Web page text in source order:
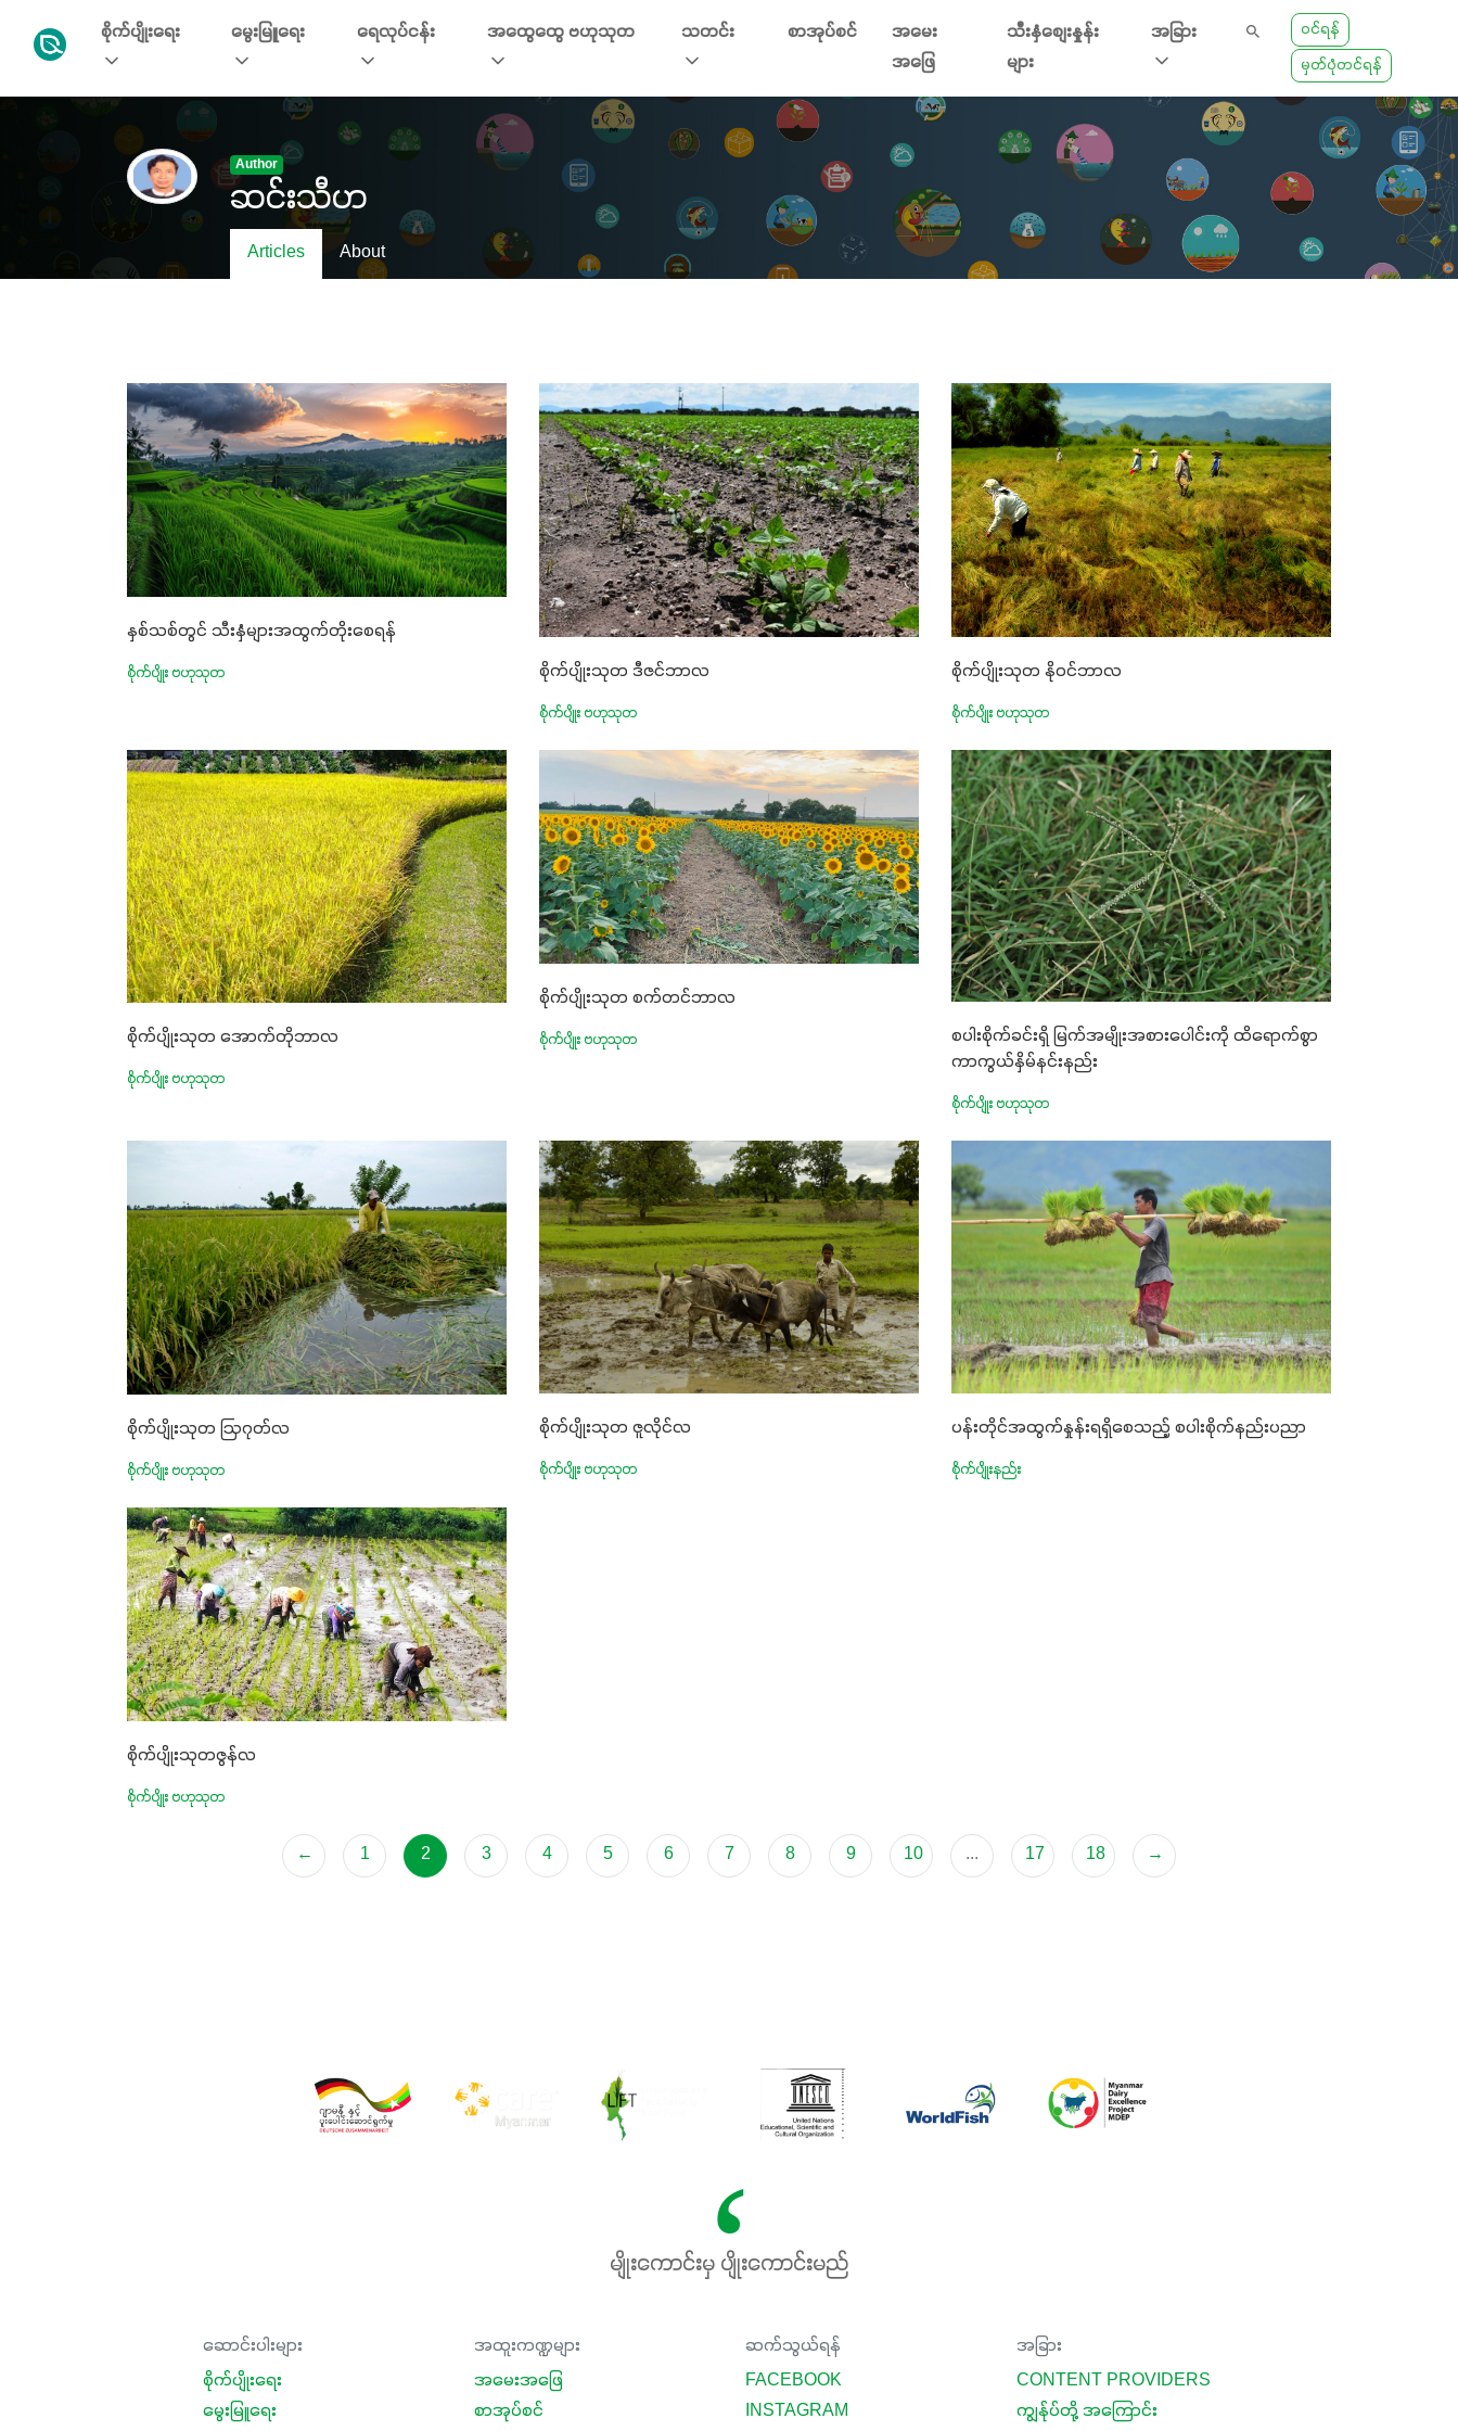
စိုက်ပျိုးရေး မွေးမြူရေး ရေလုပ်ငန်း အထွေထွေ ဗဟုသုတ သတင်း စာအုပ်စင်
အမေး
အဖြေ
သီးနှံစျေးနှုန်း
များ
အခြား
ဝင်ရန်
မှတ်ပုံတင်ရန်
Author
ဆင်းသီဟ
Articles About
နှစ်သစ်တွင် သီးနှံများအထွက်တိုးစေရန်
စိုက်ပျိုး ဗဟုသုတ စိုက်ပျိုးသုတ ဒီဇင်ဘာလ
စိုက်ပျိုး ဗဟုသုတ
စိုက်ပျိုးသုတ နိုဝင်ဘာလ
စိုက်ပျိုး ဗဟုသုတ
စိုက်ပျိုးသုတ အောက်တိုဘာလ
စိုက်ပျိုး ဗဟုသုတ
စိုက်ပျိုးသုတ စက်တင်ဘာလ
စိုက်ပျိုး ဗဟုသုတ
စပါးစိုက်ခင်းရှိ မြက်အမျိုးအစားပေါင်းကို ထိရောက်စွာ
ကာကွယ်နှိမ်နင်းနည်း
စိုက်ပျိုး ဗဟုသုတ
စိုက်ပျိုးသုတ ဩဂုတ်လ
စိုက်ပျိုး ဗဟုသုတ
စိုက်ပျိုးသုတ ဇူလိုင်လ
စိုက်ပျိုး ဗဟုသုတ
ပန်းတိုင်အထွက်နှုန်းရရှိစေသည့် စပါးစိုက်နည်းပညာ
စိုက်ပျိုးနည်း
စိုက်ပျိုးသုတဇွန်လ
စိုက်ပျိုး ဗဟုသုတ
← 1 2 3 4 5 6 7 8 9 10 ... 17 18 →
မျိုးကောင်းမှ ပျိုးကောင်းမည်
ဆောင်းပါးများ
စိုက်ပျိုးရေး
မွေးမြူရေး
အထူးကဏ္ဍများ
အမေးအဖြေ
စာအုပ်စင်
ဆက်သွယ်ရန်
FACEBOOK
INSTAGRAM
အခြား
CONTENT PROVIDERS
ကျွန်ုပ်တို့ အကြောင်း